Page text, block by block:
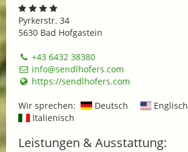
Pyrkerstr. 34
5630 Bad Hofgastein
+43 6432 38380
info@sendlhofers.com
https://sendlhofers.com
Wir sprechen: Deutsch
Englisch
Italienisch
Leistungen & Ausstattung: